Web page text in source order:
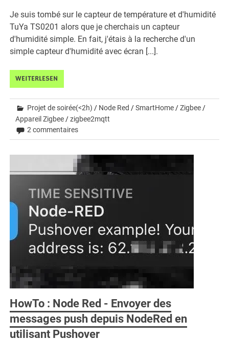
Je suis tombé sur le capteur de température et d'humidité
TuYa TS0201 alors que je cherchais un capteur
d'humidité simple. En fait, j'étais à la recherche d'un
simple capteur d'humidité avec écran [...].
WEITERLESEN
Projet de soirée(<2h) / Node Red /SmartHome /Zigbee /
Appareil Zigbee /zigbee2mqtt
2 commentaires
HowTo : Node Red - Envoyer des
messages push depuis NodeRed en
utilisant Pushover